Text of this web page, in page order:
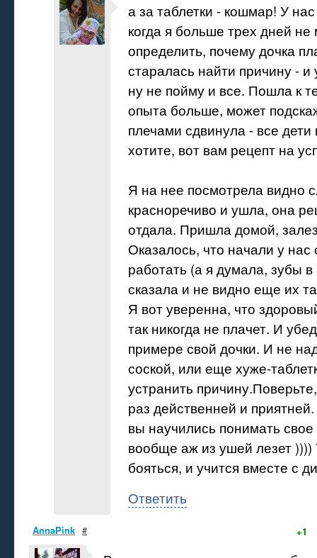
а за таблетки - кошмар! У
когда я больше трех дней не
определить, почему дочка
старалась найти причину - и
ну не пойму и все. Пошла к
опыта больше, может
плечами сдвинула - все дети
хотите, вот вам рецепт на
Я на нее посмотрела видно
красноречиво и ушла, она
отдала. Пришла домой,
Оказалось, что начали у
работать (а я думала, зубы
сказала и не видно еще их
Я вот уверенна, что
так никогда не плачет. И
примере свой дочки. И не
соской, или еще хуже-
устранить
раз действенней и
вы научились понимать свое
вообще аж из ушей лезет ))))
бояться, и учится вместе с
Ответить
AnnaPink # +1